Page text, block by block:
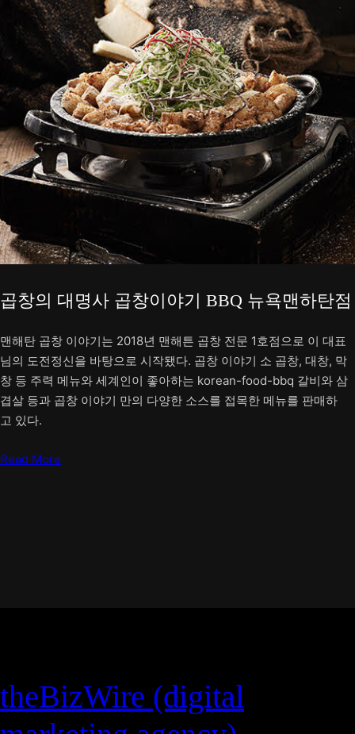
곱창의 대명사 곱창이야기 BBQ 뉴욕맨하탄점
맨해탄 곱창 이야기는 2018년 맨해튼 곱창 전문 1호점으로 이 대표
님의 도전정신을 바탕으로 시작됐다. 곱창 이야기 소 곱창, 대창, 막
창 등 주력 메뉴와 세계인이 좋아하는 korean-food-bbq 갈비와 삼
겹살 등과 곱창 이야기 만의 다양한 소스를 접목한 메뉴를 판매하
고 있다.
Read More
theBizWire (digital